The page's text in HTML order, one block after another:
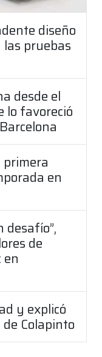
diseño
pruebas
desde el
lo favoreció
primera
en
desafío”,
de
y explicó
Colapinto